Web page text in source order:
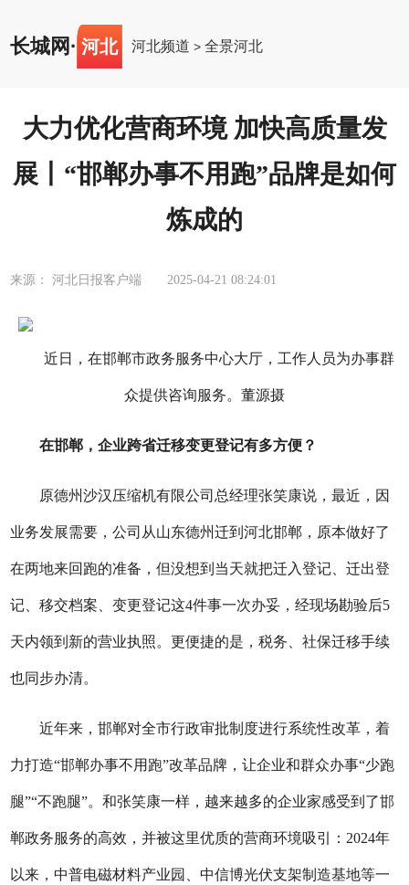
长城网 · 河北 河北频道 >全景河北
大力优化营商环境 加快高质量发
展丨“邯郸办事不用跑”品牌是如何
炼成的
来源： 河北日报客户端 2025-04-21 08:24:01
近日，在邯郸市政务服务中心大厅，工作人员为办事群
众提供咨询服务。董源摄
在邯郸，企业跨省迁移变更登记有多方便？
原德州沙汉压缩机有限公司总经理张笑康说，最近，因
业务发展需要，公司从山东德州迁到河北邯郸，原本做好了
在两地来回跑的准备，但没想到当天就把迁入登记、迁出登
记、移交档案、变更登记这4件事一次办妥，经现场勘验后5
天内领到新的营业执照。更便捷的是，税务、社保迁移手续
也同步办清。
近年来，邯郸对全市行政审批制度进行系统性改革，着
力打造“邯郸办事不用跑”改革品牌，让企业和群众办事“少跑
腿”“不跑腿”。和张笑康一样，越来越多的企业家感受到了邯
郸政务服务的高效，并被这里优质的营商环境吸引：2024年
以来，中普电磁材料产业园、中信博光伏支架制造基地等一